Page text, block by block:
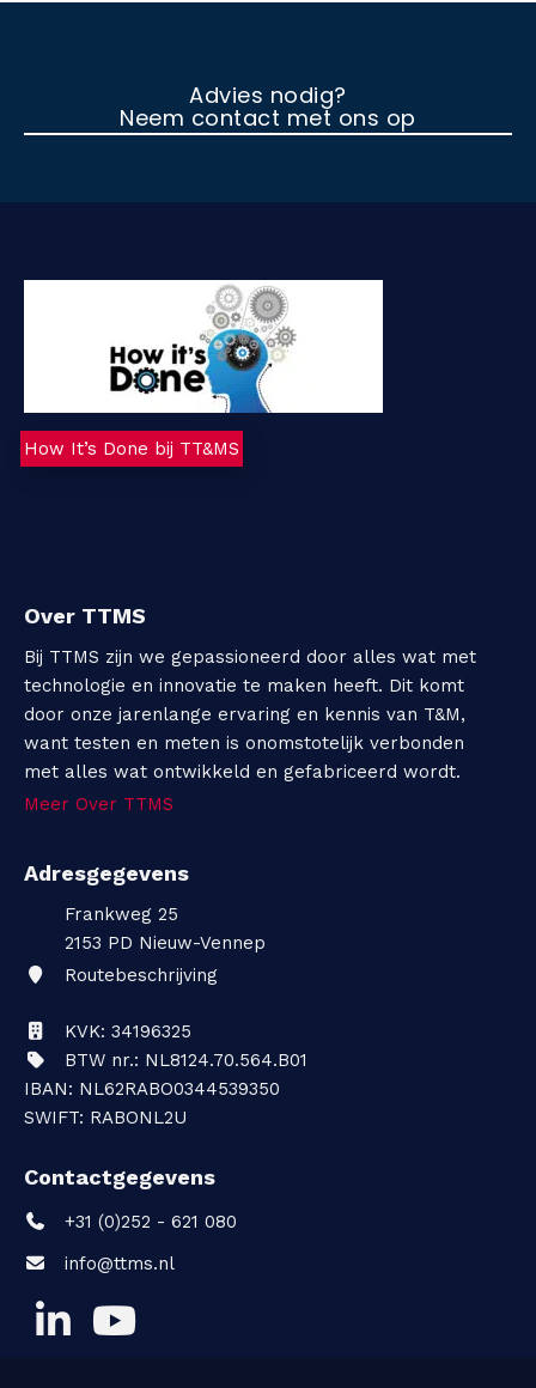
Advies nodig?
Neem contact met ons op
How It’s Done bij TT&MS
Over TTMS
Bij TTMS zijn we gepassioneerd door alles wat met
technologie en innovatie te maken heeft. Dit komt
door onze jarenlange ervaring en kennis van T&M,
want testen en meten is onomstotelijk verbonden
met alles wat ontwikkeld en gefabriceerd wordt.
Meer Over TTMS
Adresgegevens
Frankweg 25
2153 PD Nieuw-Vennep
Routebeschrijving
KVK: 34196325
BTW nr.: NL8124.70.564.B01
IBAN: NL62RABO0344539350
SWIFT: RABONL2U
Contactgegevens
+31 (0)252 - 621 080
info@ttms.nl